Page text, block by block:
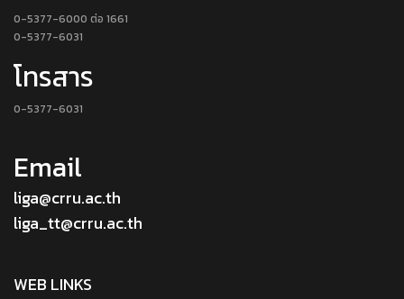
0-5377-6000 ต่อ 1661
0-5377-6031
โทรสาร
0-5377-6031
Email
liga@crru.ac.th
liga_tt@crru.ac.th
WEB LINKS